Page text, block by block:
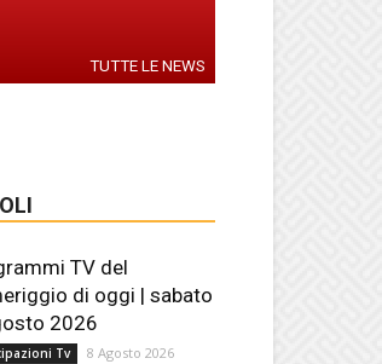
TUTTE LE NEWS
TV del
di oggi | sabato
2026
Tv 8 Agosto 2026